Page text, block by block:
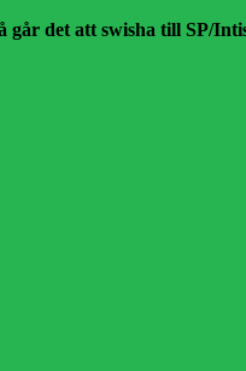
det att swisha till SP/